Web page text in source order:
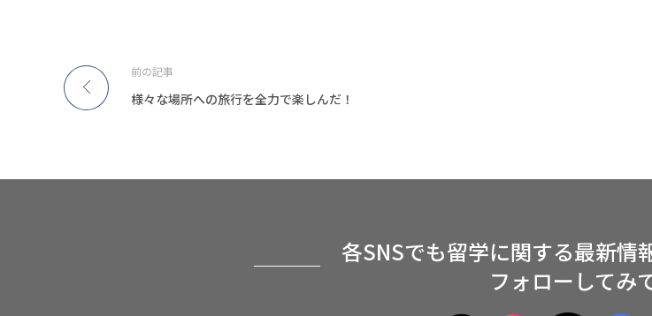
前の記事
様々な場所への旅行を全力で楽しんだ！
各SNSでも留学に関する最新情
フォローしてみ